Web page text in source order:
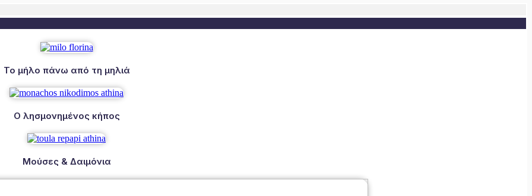
Το μήλο πάνω από τη μηλιά
Ο λησμονημένος κήπος
Μούσες & Δαιμόνια